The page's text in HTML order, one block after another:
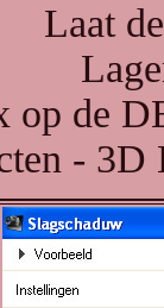
Laat
de
- 3D